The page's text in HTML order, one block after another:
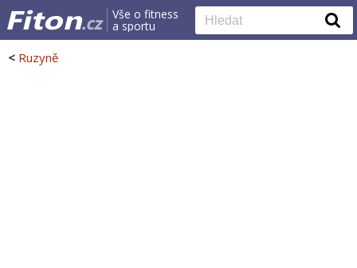
Vše o fitness
a sportu
< Ruzyně